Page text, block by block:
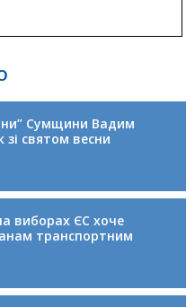
Сумщини Вадим
зі святом весни
виборах ЄС хоче
транспортним